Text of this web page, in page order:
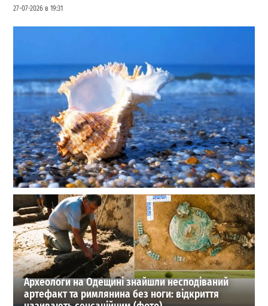
27-07-2026 в 19:31
Море біля Одеси стало прохолоднішим: чи варто
планувати відпочинок 28 липня
0
28-07-2026 в 07:16
ВИБІР РЕДАКЦІЇ
Археологи на Одещині знайшли несподіваний
артефакт та римлянина без ноги: відкриття